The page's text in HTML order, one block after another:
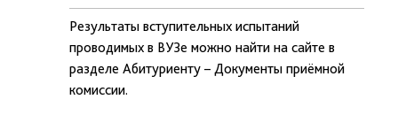
Результаты вступительных испытаний
проводимых в ВУЗе можно найти на сайте в
разделе Абитуриенту – Документы приёмной
комиссии.